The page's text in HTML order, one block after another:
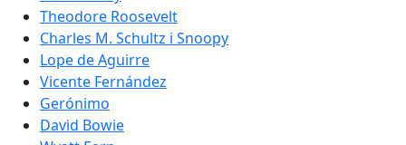
Theodore Roosevelt
Charles M. Schultz i Snoopy
Lope de Aguirre
Vicente Fernández
Gerónimo
David Bowie